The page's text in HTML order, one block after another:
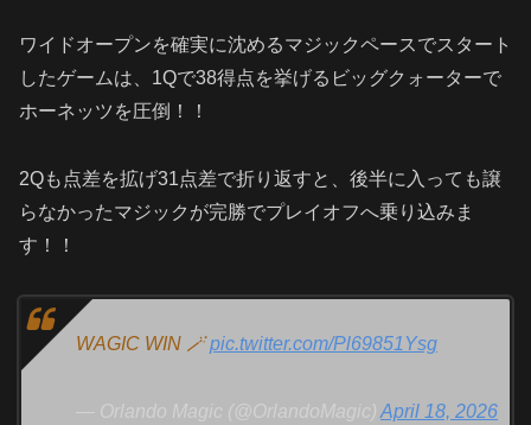
ワイドオープンを確実に沈めるマジックペースでスタート
したゲームは、1Qで38得点を挙げるビッグクォーターで
ホーネッツを圧倒！！
2Qも点差を拡げ31点差で折り返すと、後半に入っても譲
らなかったマジックが完勝でプレイオフへ乗り込みま
す！！
WAGIC WIN 🪄pic.twitter.com/Pl69851Ysg
— Orlando Magic (@OrlandoMagic) April 18, 2026